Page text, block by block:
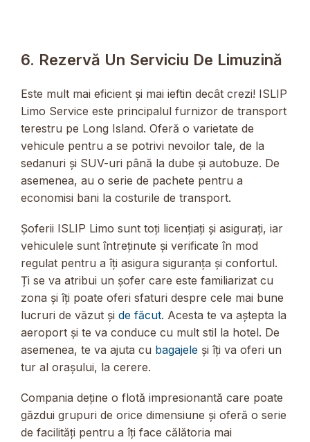
6. Rezervă Un Serviciu De Limuzină
Este mult mai eficient și mai ieftin decât crezi! ISLIP
Limo Service este principalul furnizor de transport
terestru pe Long Island. Oferă o varietate de
vehicule pentru a se potrivi nevoilor tale, de la
sedanuri și SUV-uri până la dube și autobuze. De
asemenea, au o serie de pachete pentru a
economisi bani la costurile de transport.
Șoferii ISLIP Limo sunt toți licențiați și asigurați, iar
vehiculele sunt întreținute și verificate în mod
regulat pentru a îți asigura siguranța și confortul.
Ți se va atribui un șofer care este familiarizat cu
zona și îți poate oferi sfaturi despre cele mai bune
lucruri de văzut și de făcut. Acesta te va aștepta la
aeroport și te va conduce cu mult stil la hotel. De
asemenea, te va ajuta cu bagajele și îți va oferi un
tur al orașului, la cerere.
Compania deține o flotă impresionantă care poate
găzdui grupuri de orice dimensiune și oferă o serie
de facilități pentru a îți face călătoria mai